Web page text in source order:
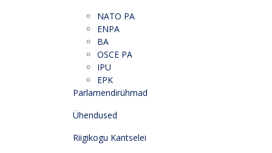
NATO PA
ENPA
BA
OSCE PA
IPU
EPK
Parlamendirühmad
Ühendused
Riigikogu Kantselei